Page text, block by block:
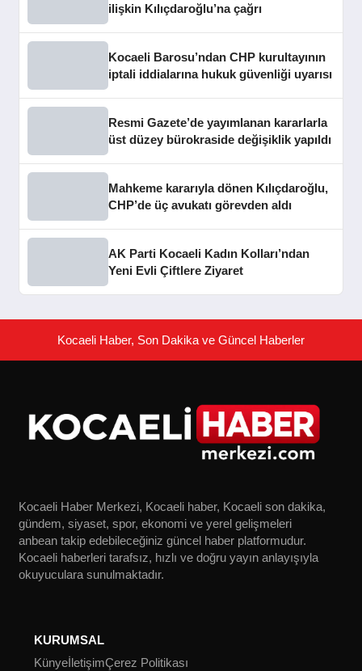
ilişkin Kılıçdaroğlu’na çağrı
Kocaeli Barosu’ndan CHP kurultayının
iptali iddialarına hukuk güvenliği uyarısı
Resmi Gazete’de yayımlanan kararlarla
üst düzey bürokraside değişiklik yapıldı
Mahkeme kararıyla dönen Kılıçdaroğlu,
CHP’de üç avukatı görevden aldı
AK Parti Kocaeli Kadın Kolları’ndan
Yeni Evli Çiftlere Ziyaret
Kocaeli Haber, Son Dakika ve Güncel Haberler
Kocaeli Haber Merkezi, Kocaeli haber, Kocaeli son dakika,
gündem, siyaset, spor, ekonomi ve yerel gelişmeleri
anbean takip edebileceğiniz güncel haber platformudur.
Kocaeli haberleri tarafsız, hızlı ve doğru yayın anlayışıyla
okuyuculara sunulmaktadır.
KURUMSAL
KünyeİletişimÇerez Politikası